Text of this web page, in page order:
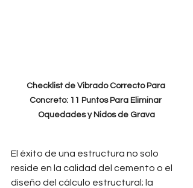
Checklist de Vibrado Correcto Para
Concreto: 11 Puntos Para Eliminar
Oquedades y Nidos de Grava
El éxito de una estructura no solo
reside en la calidad del cemento o el
diseño del cálculo estructural; la